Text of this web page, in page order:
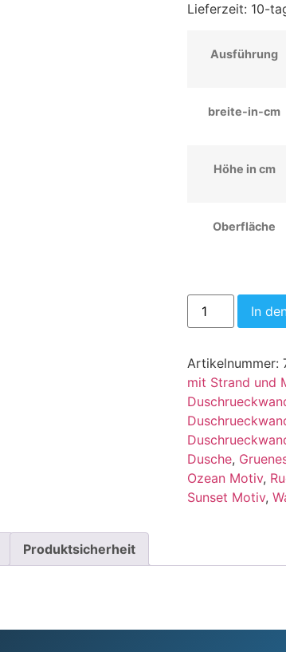
Lieferzeit: 10-
Ausführung
breite-in-cm
Höhe in cm
Oberfläche
In
Artikelnummer:
mit Strand und
Dusche,
Ozean Motiv,
Sunset Motiv,
Produktsicherheit